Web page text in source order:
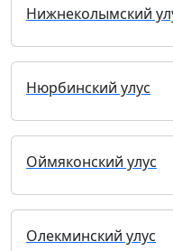
Нижнеколымский
Нюрбинский улус
Оймяконский улус
Олекминский улус